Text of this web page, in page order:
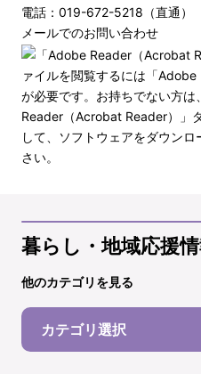
電話：019-672-5218（直通）
メールでのお問い合わせ
ァイルを閲覧するには「
が必要です。お持ちでない方
Reader（Acrobat Reader）」
して、ソフトウェアをダウン
さい。
暮らし・地域応援
他のカテゴリを見る
カテゴリ選択